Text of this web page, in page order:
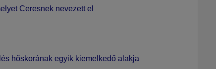
Ceresnek nevezett el
hőskorának egyik kiemelkedő alakja